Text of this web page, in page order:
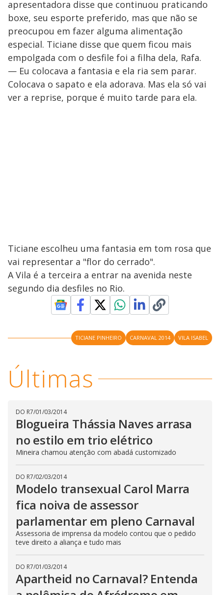
apresentadora disse que continuou praticando
boxe, seu esporte preferido, mas que não se
preocupou em fazer alguma alimentação
especial. Ticiane disse que quem ficou mais
empolgada com o desfile foi a filha dela, Rafa.
— Eu colocava a fantasia e ela ria sem parar.
Colocava o sapato e ela adorava. Mas ela só vai
ver a reprise, porque é muito tarde para ela.
Ticiane escolheu uma fantasia em tom rosa que
vai representar a "flor do cerrado".
A Vila é a terceira a entrar na avenida neste
segundo dia desfiles no Rio.
TICIANE PINHEIRO CARNAVAL 2014 VILA ISABEL
Últimas
DO R7/01/03/2014
Blogueira Thássia Naves arrasa
no estilo em trio elétrico
Mineira chamou atenção com abadá customizado
DO R7/02/03/2014
Modelo transexual Carol Marra
fica noiva de assessor
parlamentar em pleno Carnaval
Assessoria de imprensa da modelo contou que o pedido
teve direito a aliança e tudo mais
DO R7/01/03/2014
Apartheid no Carnaval? Entenda